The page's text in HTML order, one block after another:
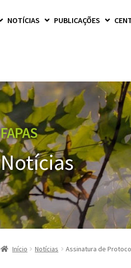
NOTÍCIAS PUBLICAÇÕES
FAPAS
Notícias
Início Notícias Assinatura de